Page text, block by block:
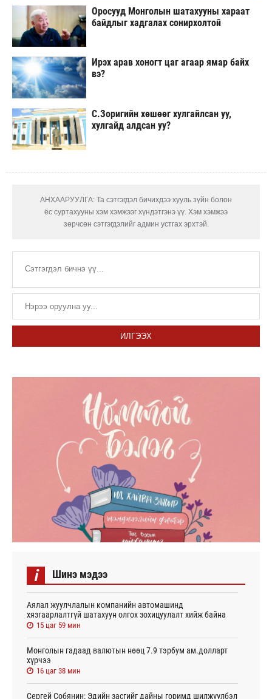
Оросууд Монголын шатахууны хараат
байдлыг хадгалах сонирхолтой
Ирэх арав хоногт цаг агаар ямар байх
вэ?
С.Зоригийн хөшөөг хулгайлсан уу,
хулгайд алдсан уу?
АНХААРУУЛГА: Та сэтгэгдэл бичихдээ хууль зүйн болон
ёс суртахууны хэм хэмжээг хүндэтгэнэ үү. Хэм хэмжээ
зөрчсөн сэтгэгдэлийг админ устгах эрхтэй.
ИЛГЭЭХ
i Шинэ мэдээ
Аялал жуулчлалын компанийн автомашинд
хязгаарлалтгүй шатахуун олгох зохицуулалт хийж байна
15 цаг 59 мин
Монголын гадаад валютын нөөц 7.9 тэрбум ам.долларт
хүрчээ
16 цаг 38 мин
Сергей Собянин: Эдийн засгийг дайны горимд шилжүүлбэл